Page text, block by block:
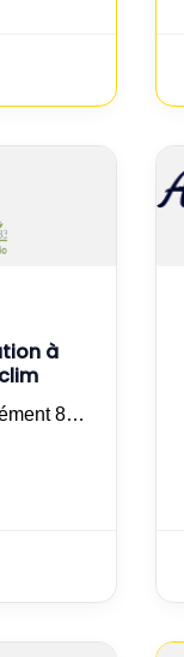
à
28 Rue Jean Baptiste Clément 83130 LA GARDE